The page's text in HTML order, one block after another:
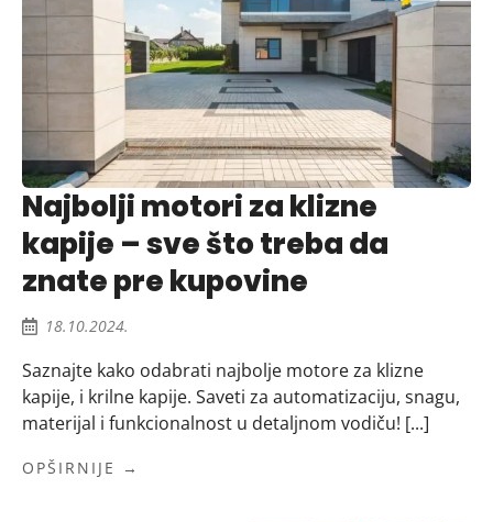
Najbolji motori za klizne
kapije – sve što treba da
znate pre kupovine
18.10.2024.
Saznajte kako odabrati najbolje motore za klizne
kapije, i krilne kapije. Saveti za automatizaciju, snagu,
materijal i funkcionalnost u detaljnom vodiču! [...]
OPŠIRNIJE →